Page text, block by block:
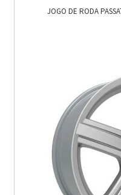
JOGO DE RODA